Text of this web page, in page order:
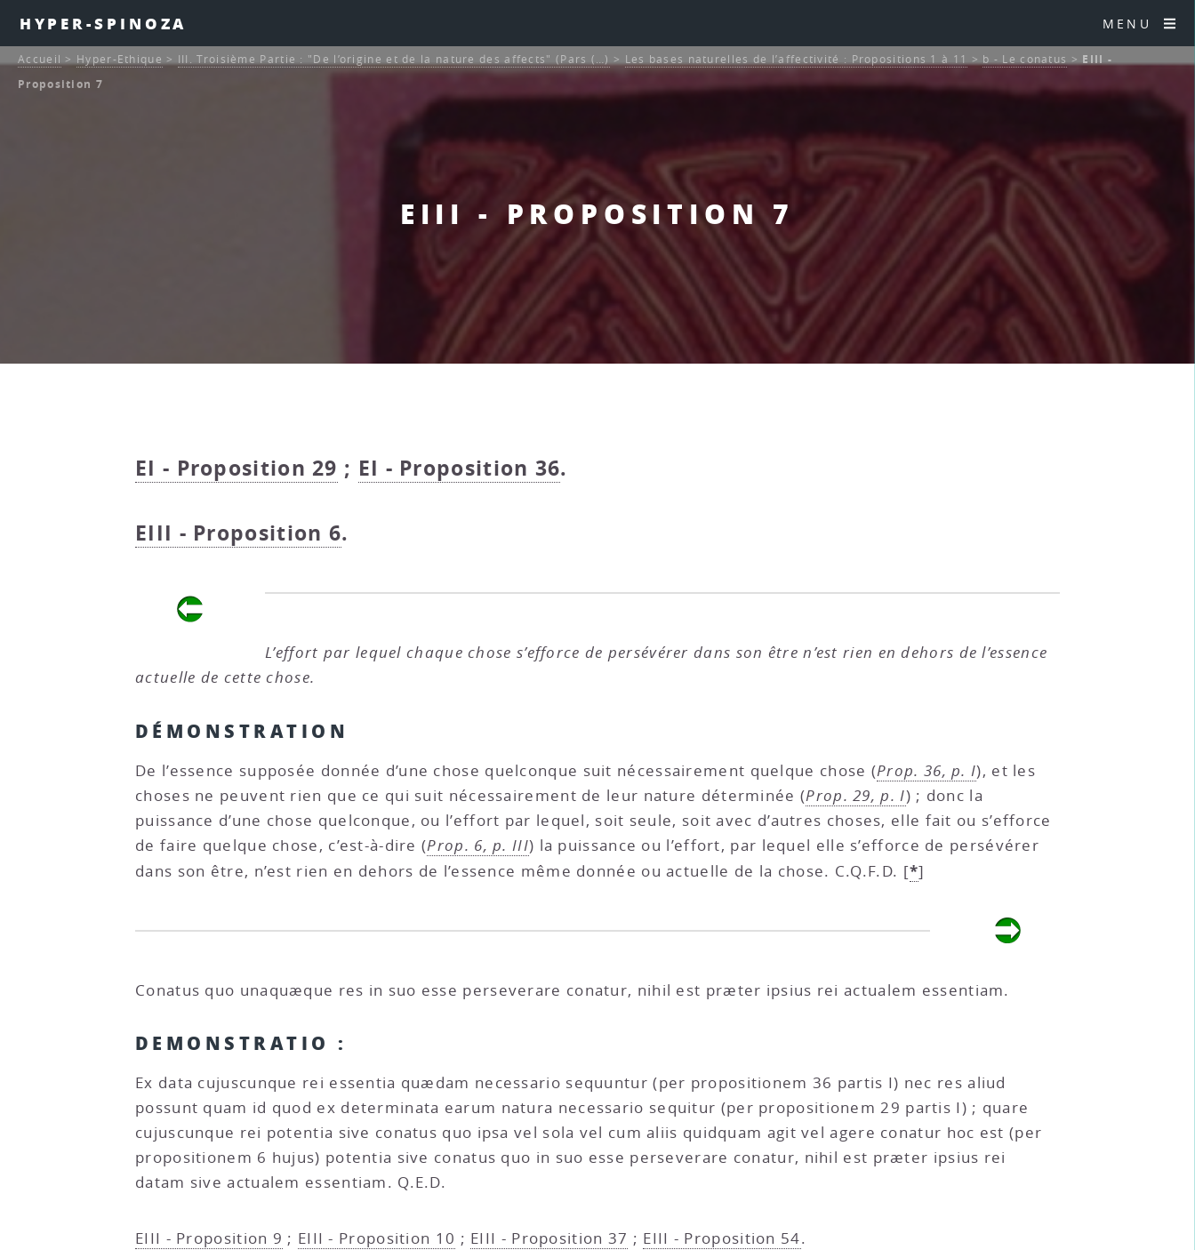
HYPER-SPINOZA MENU
EIII - PROPOSITION 7
Accueil > Hyper-Ethique > III. Troisième Partie : "De l’origine et de la nature des affects" (Pars (…) > Les bases naturelles de l’affectivité : Propositions 1 à 11 > b - Le conatus > EIII -
Proposition 7
EI - Proposition 29 ; EI - Proposition 36.
EIII - Proposition 6.
L’effort par lequel chaque chose s’efforce de persévérer dans son être n’est rien en dehors de l’essence
actuelle de cette chose.
DÉMONSTRATION
De l’essence supposée donnée d’une chose quelconque suit nécessairement quelque chose (Prop. 36, p. I), et les
choses ne peuvent rien que ce qui suit nécessairement de leur nature déterminée (Prop. 29, p. I) ; donc la
puissance d’une chose quelconque, ou l’effort par lequel, soit seule, soit avec d’autres choses, elle fait ou s’efforce
de faire quelque chose, c’est-à-dire (Prop. 6, p. III) la puissance ou l’effort, par lequel elle s’efforce de persévérer
dans son être, n’est rien en dehors de l’essence même donnée ou actuelle de la chose. C.Q.F.D. [*]
Conatus quo unaquæque res in suo esse perseverare conatur, nihil est præter ipsius rei actualem essentiam.
DEMONSTRATIO :
Ex data cujuscunque rei essentia quædam necessario sequuntur (per propositionem 36 partis I) nec res aliud
possunt quam id quod ex determinata earum natura necessario sequitur (per propositionem 29 partis I) ; quare
cujuscunque rei potentia sive conatus quo ipsa vel sola vel cum aliis quidquam agit vel agere conatur hoc est (per
propositionem 6 hujus) potentia sive conatus quo in suo esse perseverare conatur, nihil est præter ipsius rei
datam sive actualem essentiam. Q.E.D.
EIII - Proposition 9 ; EIII - Proposition 10 ; EIII - Proposition 37 ; EIII - Proposition 54.